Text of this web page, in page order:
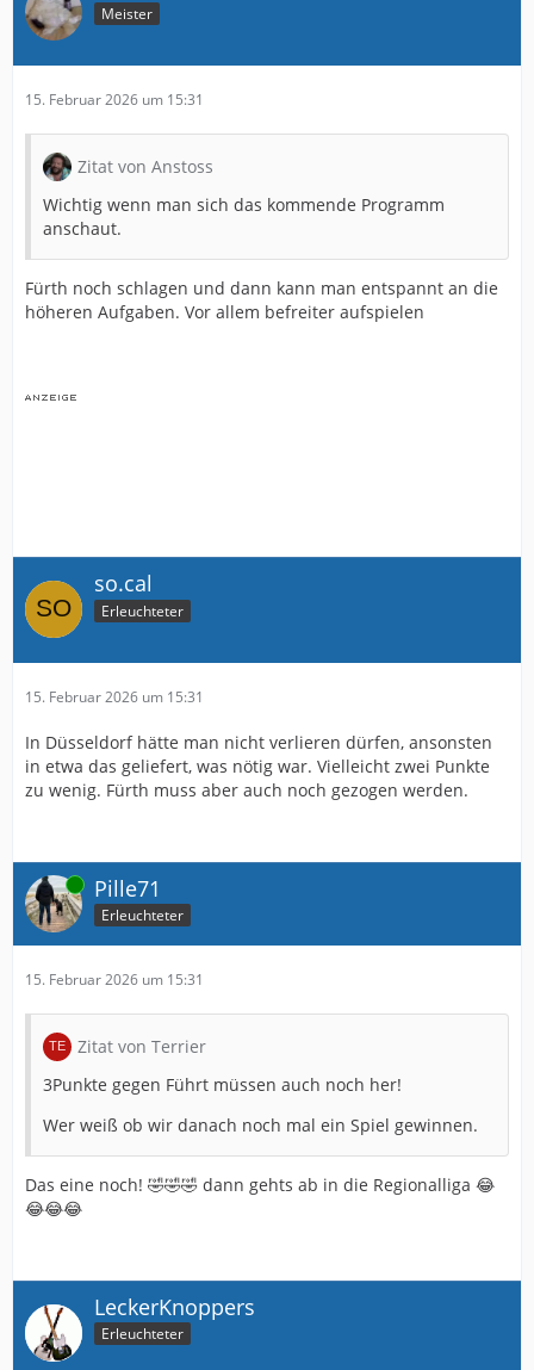
Meister
15. Februar 2026 um 15:31
Zitat von Anstoss
Wichtig wenn man sich das kommende Programm
anschaut.
Fürth noch schlagen und dann kann man entspannt an die
höheren Aufgaben. Vor allem befreiter aufspielen
so.cal
Erleuchteter
15. Februar 2026 um 15:31
In Düsseldorf hätte man nicht verlieren dürfen, ansonsten
in etwa das geliefert, was nötig war. Vielleicht zwei Punkte
zu wenig. Fürth muss aber auch noch gezogen werden.
Online Pille71
Erleuchteter
15. Februar 2026 um 15:31
Zitat von Terrier
3Punkte gegen Führt müssen auch noch her!
Wer weiß ob wir danach noch mal ein Spiel gewinnen.
Das eine noch! 🤣🤣🤣 dann gehts ab in die Regionalliga 😂
😂😂😂
LeckerKnoppers
Erleuchteter